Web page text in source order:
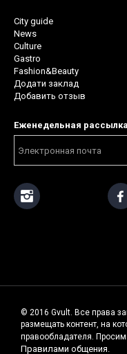
City guide
News
Culture
Gastro
Fashion&Beauty
Додати заклад
Добавить отзыв
Еженедельная рассылка
© 2016 Gvult. Все права
размещать контент, на
правообладателя.
Правилами общения.